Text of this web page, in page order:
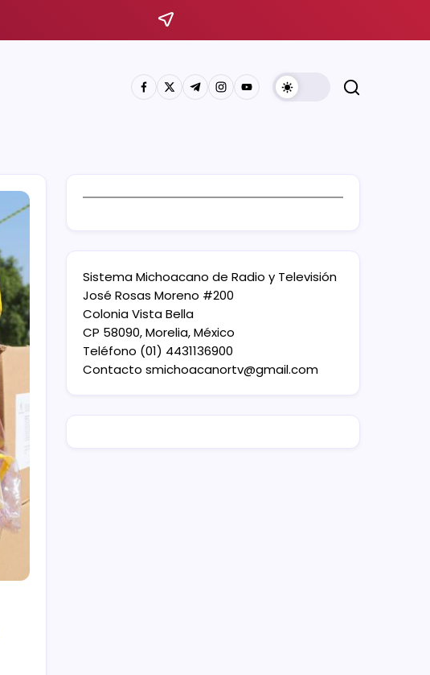
Sistema Michoacano de Radio y Televisión
José Rosas Moreno #200
Colonia Vista Bella
CP 58090, Morelia, México
Teléfono (01) 4431136900
Contacto smichoacanortv@gmail.com